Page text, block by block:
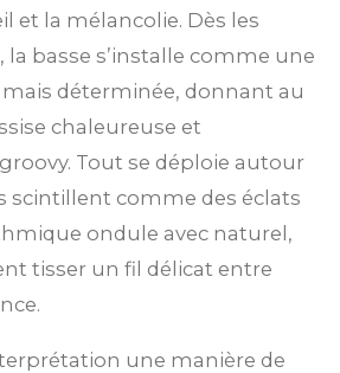
é
a
l
a
t
o
n
et la mélancolie. Dès les
basse s’installe comme une
déterminée, donnant au
chaleureuse et
Tout se déploie autour
scintillent comme des éclats
ondule avec naturel,
tisser un fil délicat entre
une manière de